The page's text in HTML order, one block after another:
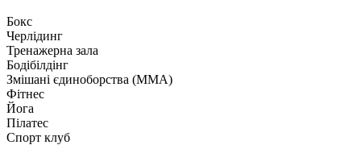
Бокс
Черлідинг
Тренажерна зала
Бодібілдінг
Змішані єдиноборства (ММА)
Фітнес
Йога
Пілатес
Спорт клуб